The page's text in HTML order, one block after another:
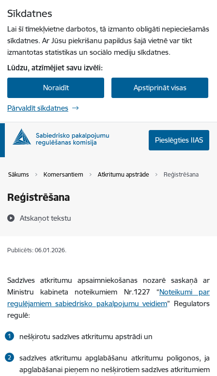
Sīkdatnes
Lai šī tīmekļvietne darbotos, tā izmanto obligāti nepieciešamās
sīkdatnes. Ar Jūsu piekrišanu papildus šajā vietnē var tikt
izmantotas statistikas un sociālo mediju sīkdatnes.
Lūdzu, atzīmējiet savu izvēli:
Noraidīt Apstiprināt visas
Pārvaldīt sīkdatnes
Pieslēgties IIAS
Sākums Komersantiem Atkritumu apstrāde Reģistrēšana
Reģistrēšana
Atskaņot tekstu
Publicēts: 06.01.2026.
Sadzīves atkritumu apsaimniekošanas nozarē saskaņā ar
Ministru kabineta noteikumiem Nr.1227 “Noteikumi par
regulējamiem sabiedrisko pakalpojumu veidiem” Regulators
regulē:
nešķirotu sadzīves atkritumu apstrādi un
sadzīves atkritumu apglabāšanu atkritumu poligonos, ja
apglabāšanai pieņem no nešķirotiem sadzīves atkritumiem